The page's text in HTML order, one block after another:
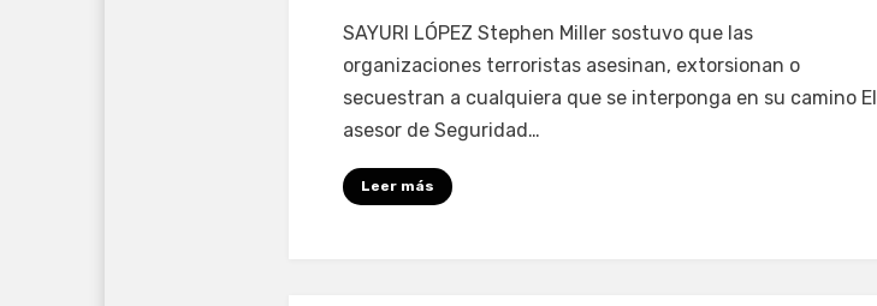
porFernando Miranda Servín
SAYURI LÓPEZ Stephen Miller sostuvo que las
organizaciones terroristas asesinan, extorsionan o
secuestran a cualquiera que se interponga en su camino El
asesor de Seguridad…
Leer más